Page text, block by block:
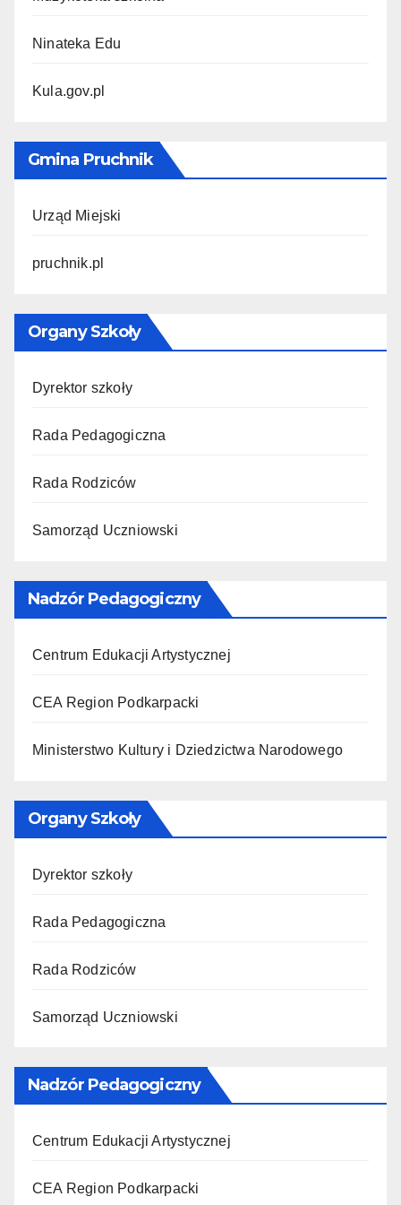
Ninateka Edu
Kula.gov.pl
Gmina Pruchnik
Urząd Miejski
pruchnik.pl
Organy Szkoły
Dyrektor szkoły
Rada Pedagogiczna
Rada Rodziców
Samorząd Uczniowski
Nadzór Pedagogiczny
Centrum Edukacji Artystycznej
CEA Region Podkarpacki
Ministerstwo Kultury i Dziedzictwa Narodowego
Organy Szkoły
Dyrektor szkoły
Rada Pedagogiczna
Rada Rodziców
Samorząd Uczniowski
Nadzór Pedagogiczny
Centrum Edukacji Artystycznej
CEA Region Podkarpacki